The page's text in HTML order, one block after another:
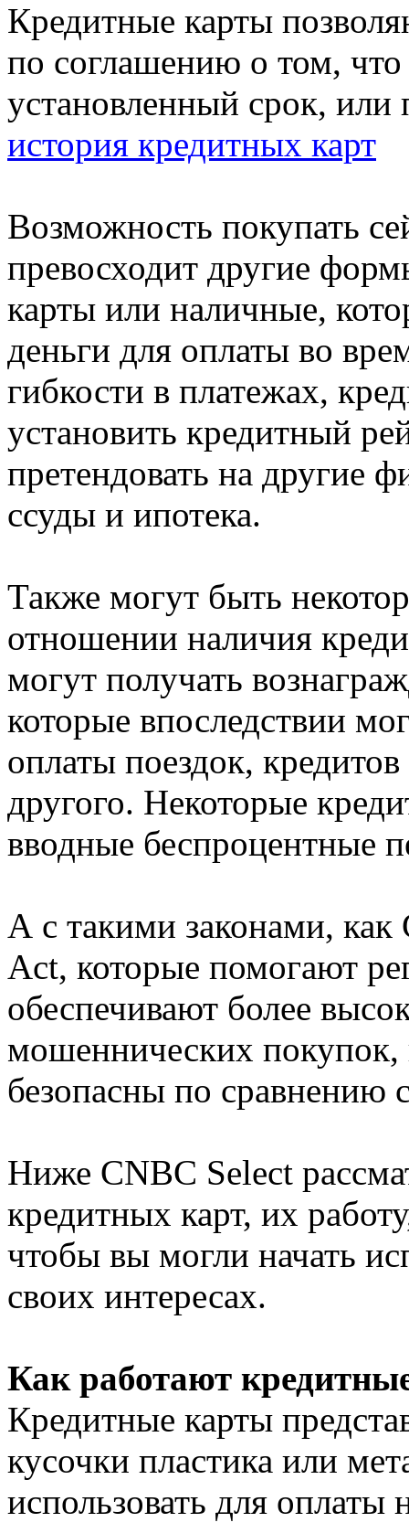
Кредитные карты
по соглашению о том, что
установленный срок,
история кредитных карт
Возможность покупать
превосходит другие
карты или наличные,
деньги для оплаты во
гибкости в платежах,
установить кредитный
претендовать на другие
ссуды и ипотека.
Также могут быть
отношении наличия
могут получать
которые впоследствии
оплаты поездок,
другого. Некоторые
вводные беспроцентные
А с такими законами,
Act, которые помогают
обеспечивают более
мошеннических покупок,
безопасны по сравнению
Ниже CNBC Select
кредитных карт, их
чтобы вы могли начать
своих интересах.
Как работают
Кредитные карты
кусочки пластика или
использовать для